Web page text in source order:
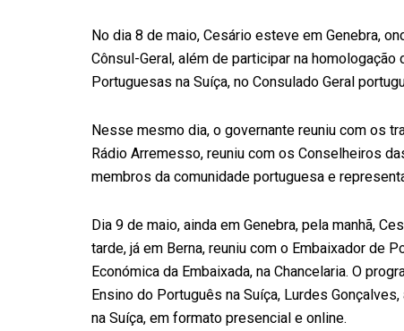
No dia 8 de maio, Cesário esteve em Genebra,
Cônsul-Geral, além de participar na
Portuguesas na Suíça, no Consulado Geral
Nesse mesmo dia, o governante reuniu com os
Rádio Arremesso, reuniu com os Conselheiros
membros da comunidade portuguesa e
Dia 9 de maio, ainda em Genebra, pela manhã,
tarde, já em Berna, reuniu com o Embaixador de
Económica da Embaixada, na Chancelaria. O
Ensino do Português na Suíça, Lurdes
na Suíça, em formato presencial e online.